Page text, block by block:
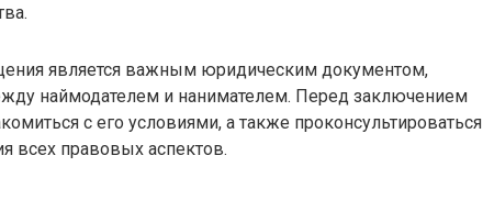
является важным юридическим документом,
наймодателем и нанимателем. Перед заключением
с его условиями, а также проконсультироваться
всех правовых аспектов.